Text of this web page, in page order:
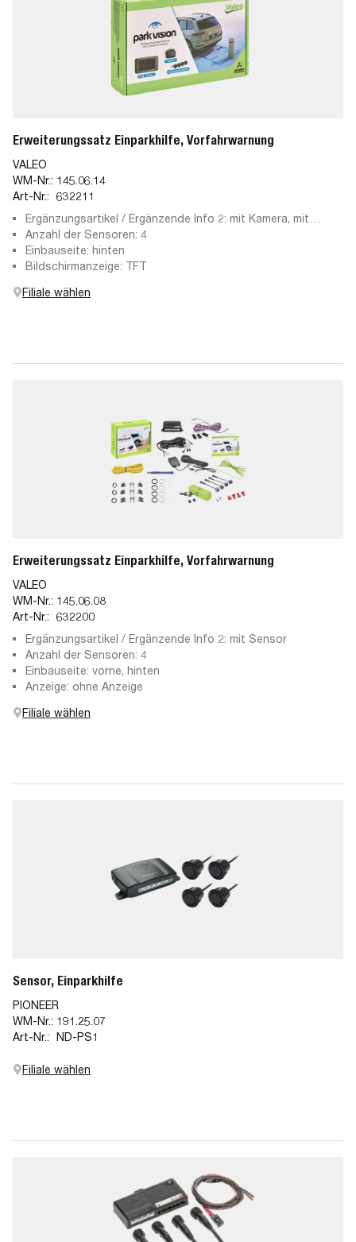
Erweiterungssatz Einparkhilfe, Vorfahrwarnung
VALEO
WM-Nr.: 145.06.14
Art-Nr.: 632211
Ergänzungsartikel / Ergänzende Info 2: mit Kamera, mit
Sensor
Anzahl der Sensoren: 4
Einbauseite: hinten
Bildschirmanzeige: TFT
Filiale wählen
Erweiterungssatz Einparkhilfe, Vorfahrwarnung
VALEO
WM-Nr.: 145.06.08
Art-Nr.: 632200
Ergänzungsartikel / Ergänzende Info 2: mit Sensor
Anzahl der Sensoren: 4
Einbauseite: vorne, hinten
Anzeige: ohne Anzeige
Filiale wählen
Sensor, Einparkhilfe
PIONEER
WM-Nr.: 191.25.07
Art-Nr.: ND-PS1
Filiale wählen